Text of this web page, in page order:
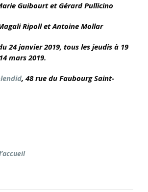
Guibourt et Gérard Pullicino
Ripoll et Antoine Mollar
24 janvier 2019, tous les jeudis à 19
mars 2019.
, 48 rue du Faubourg Saint-